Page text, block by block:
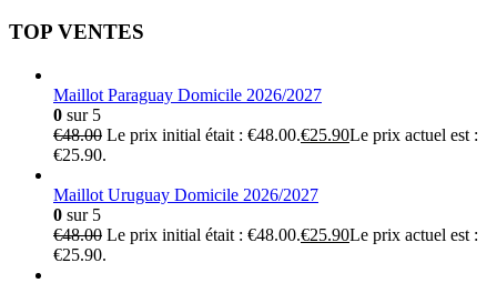
TOP VENTES
Maillot Paraguay Domicile 2026/2027
0 sur 5
€48.00 Le prix initial était : €48.00.€25.90Le prix actuel est :
€25.90.
Maillot Uruguay Domicile 2026/2027
0 sur 5
€48.00 Le prix initial était : €48.00.€25.90Le prix actuel est :
€25.90.